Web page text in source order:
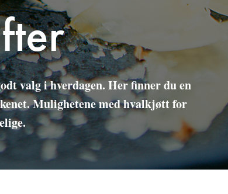
valg i hverdagen. Her finner du en
Mulighetene med hvalkjøtt for